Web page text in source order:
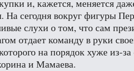
и, кажется, меняется
На сегодня вокруг фигуры
слухи о том, что сам
отдает команду в руки
на порядок хуже из-
и Мамаева.